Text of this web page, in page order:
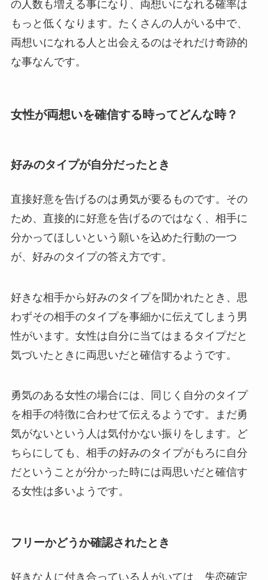
の人数も増える事になり、両想いになれる確率は
もっと低くなります。たくさんの人がいる中で、
両想いになれる人と出会えるのはそれだけ奇跡的
な事なんです。
女性が両想いを確信する時ってどんな時？
好みのタイプが自分だったとき
直接好意を告げるのは勇気が要るものです。その
ため、直接的に好意を告げるのではなく、相手に
分かってほしいという願いを込めた行動の一つ
が、好みのタイプの答え方です。
好きな相手から好みのタイプを聞かれたとき、思
わずその相手のタイプを事細かに伝えてしまう男
性がいます。女性は自分に当てはまるタイプだと
気づいたときに両思いだと確信するようです。
勇気のある女性の場合には、同じく自分のタイプ
を相手の特徴に合わせて伝えるようです。まだ勇
気がないという人は気付かない振りをします。ど
ちらにしても、相手の好みのタイプがもろに自分
だということが分かった時には両思いだと確信す
る女性は多いようです。
フリーかどうか確認されたとき
好きな人に付き合っている人がいては、失恋確定